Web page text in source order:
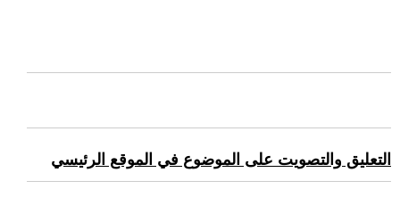
التعليق والتصويت على الموضوع في الموقع الرئيسي